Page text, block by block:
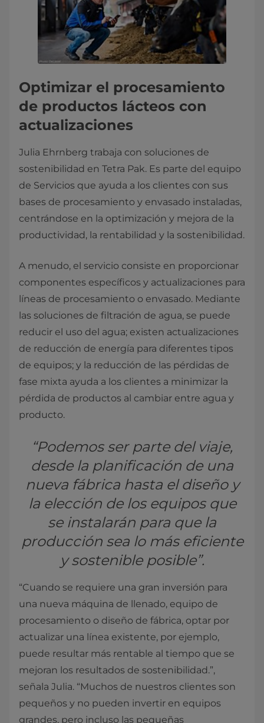
Optimizar el procesamiento
de productos lácteos con
actualizaciones
Julia Ehrnberg trabaja con soluciones de
sostenibilidad en Tetra Pak. Es parte del equipo
de Servicios que ayuda a los clientes con sus
bases de procesamiento y envasado instaladas,
centrándose en la optimización y mejora de la
productividad, la rentabilidad y la sostenibilidad.
A menudo, el servicio consiste en proporcionar
componentes específicos y actualizaciones para
líneas de procesamiento o envasado. Mediante
las soluciones de filtración de agua, se puede
reducir el uso del agua; existen actualizaciones
de reducción de energía para diferentes tipos
de equipos; y la reducción de las pérdidas de
fase mixta ayuda a los clientes a minimizar la
pérdida de productos al cambiar entre agua y
producto.
“Podemos ser parte del viaje,
desde la planificación de una
nueva fábrica hasta el diseño y
la elección de los equipos que
se instalarán para que la
producción sea lo más eficiente
y sostenible posible”.
“Cuando se requiere una gran inversión para
una nueva máquina de llenado, equipo de
procesamiento o diseño de fábrica, optar por
actualizar una línea existente, por ejemplo,
puede resultar más rentable al tiempo que se
mejoran los resultados de sostenibilidad.”,
señala Julia. “Muchos de nuestros clientes son
pequeños y no pueden invertir en equipos
grandes, pero incluso las pequeñas